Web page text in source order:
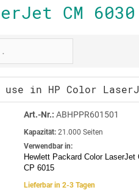
CM 6030
in HP Color
Art.-Nr.: ABHPPR601501
Kapazität: 21.000 Seiten
Verwendbar in:
Hewlett Packard Color
CP 6015
Lieferbar in 2-3 Tagen